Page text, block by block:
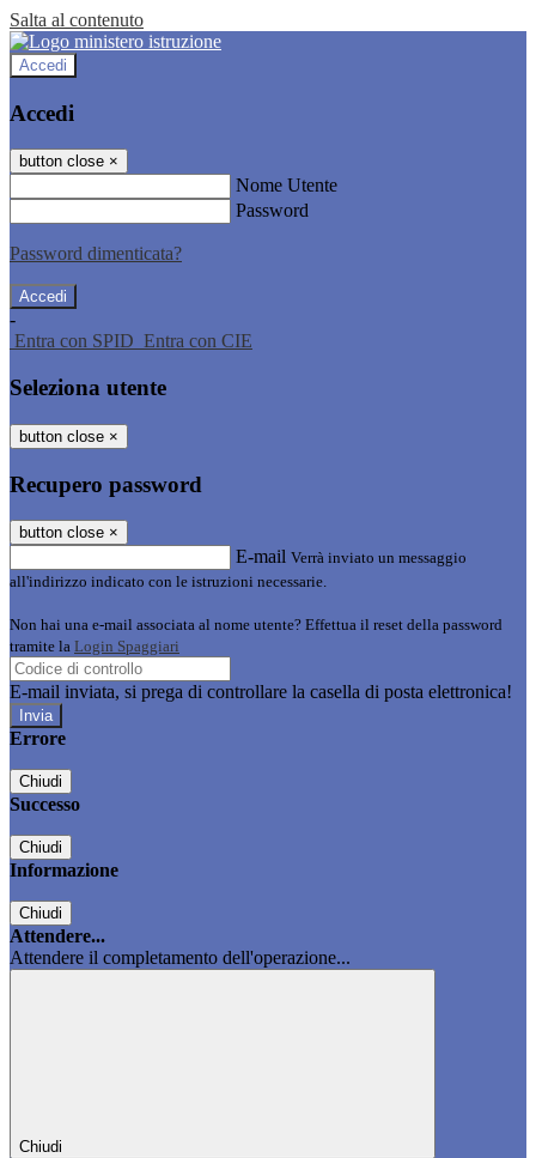
Salta al contenuto
Accedi
Accedi
button close ×
Nome Utente
Password
Password dimenticata?
-
Entra con SPID Entra con CIE
Seleziona utente
button close ×
Recupero password
button close ×
E-mail Verrà inviato un messaggio
all'indirizzo indicato con le istruzioni necessarie.
Non hai una e-mail associata al nome utente? Effettua il reset della password
tramite la Login Spaggiari
E-mail inviata, si prega di controllare la casella di posta elettronica!
Errore
Chiudi
Successo
Chiudi
Informazione
Chiudi
Attendere...
Attendere il completamento dell'operazione...
Chiudi